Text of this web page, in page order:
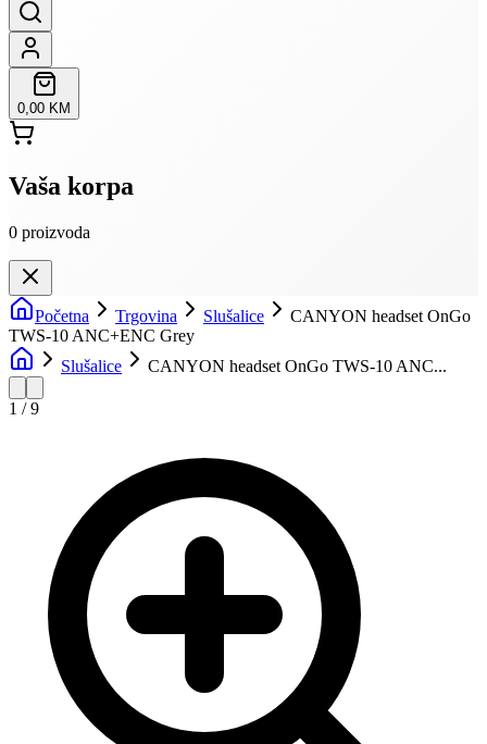
0,00 KM
Vaša korpa
0 proizvoda
Početna Trgovina Slušalice
CANYON headset OnGo
TWS-10 ANC+ENC Grey
Slušalice
CANYON headset OnGo TWS-10 ANC...
1 /9